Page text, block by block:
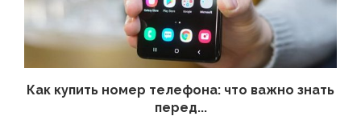
Как купить номер телефона: что важно знать
перед...